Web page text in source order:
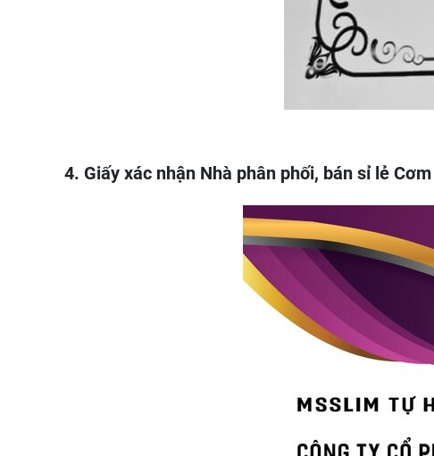
4. Giấy xác nhận Nhà phân phối, bán sỉ lẻ